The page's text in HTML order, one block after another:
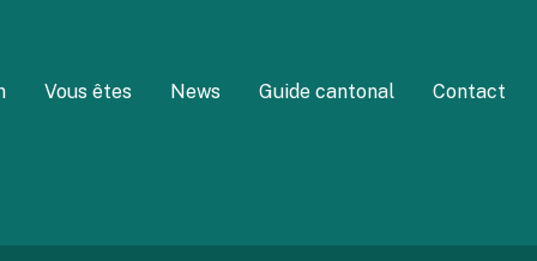
Vous êtes News Guide cantonal Contact